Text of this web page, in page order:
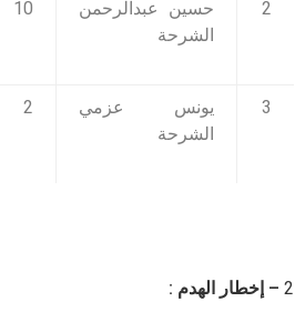
2
حسين عبدالرحمن
الشرحة
10
3
يونس عزمي
الشرحة
2
2 – إخطار الهدم :